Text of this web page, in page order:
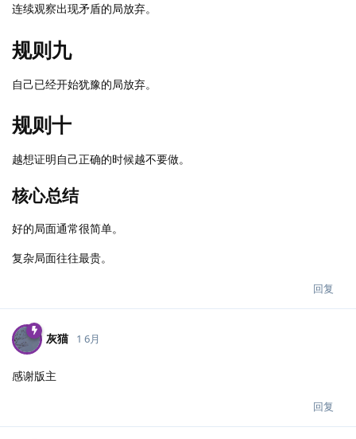
连续观察出现矛盾的局放弃。
规则九
自己已经开始犹豫的局放弃。
规则十
越想证明自己正确的时候越不要做。
核心总结
好的局面通常很简单。
复杂局面往往最贵。
回复
灰猫 1 6月
感谢版主
回复